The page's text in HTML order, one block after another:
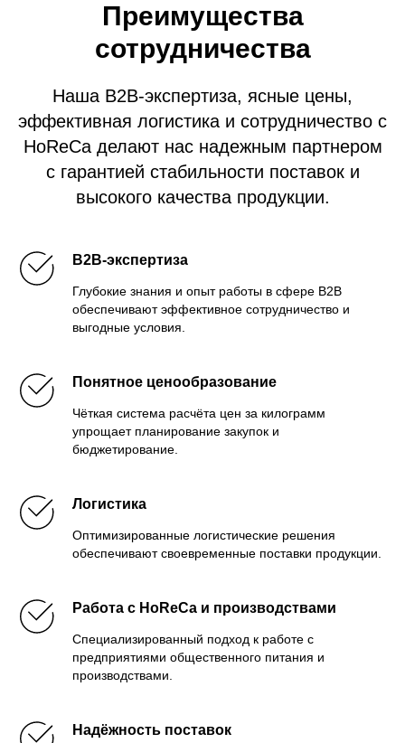
Преимущества
сотрудничества
Наша B2B-экспертиза, ясные цены,
эффективная логистика и сотрудничество с
HoReCa делают нас надежным партнером
с гарантией стабильности поставок и
высокого качества продукции.
B2B-экспертиза
Глубокие знания и опыт работы в сфере B2B
обеспечивают эффективное сотрудничество и
выгодные условия.
Понятное ценообразование
Чёткая система расчёта цен за килограмм
упрощает планирование закупок и
бюджетирование.
Логистика
Оптимизированные логистические решения
обеспечивают своевременные поставки продукции.
Работа с HoReCa и производствами
Специализированный подход к работе с
предприятиями общественного питания и
производствами.
Надёжность поставок